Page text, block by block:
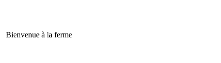
Bienvenue à la ferme